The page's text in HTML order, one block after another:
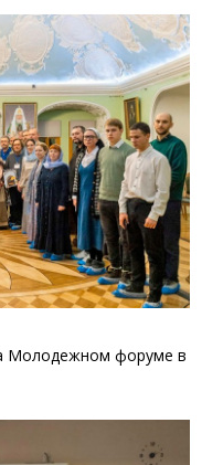
Молодежном форуме в